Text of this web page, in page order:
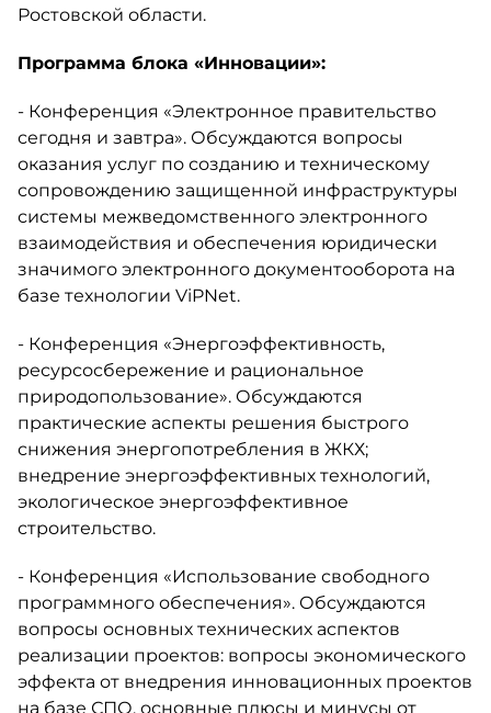
Ростовской области.
Программа блока «Инновации»:
- Конференция «Электронное правительство
сегодня и завтра». Обсуждаются вопросы
оказания услуг по созданию и техническому
сопровождению защищенной инфраструктуры
системы межведомственного электронного
взаимодействия и обеспечения юридически
значимого электронного документооборота на
базе технологии ViPNet.
- Конференция «Энергоэффективность,
ресурсосбережение и рациональное
природопользование». Обсуждаются
практические аспекты решения быстрого
снижения энергопотребления в ЖКХ;
внедрение энергоэффективных технологий,
экологическое энергоэффективное
строительство.
- Конференция «Использование свободного
программного обеспечения». Обсуждаются
вопросы основных технических аспектов
реализации проектов: вопросы экономического
эффекта от внедрения инновационных проектов
на базе СПО, основные плюсы и минусы от